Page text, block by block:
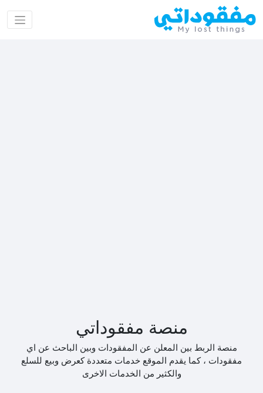
منصة مفقوداتي
منصة الربط بين المعلن عن المفقودات وبين الباحث عن اي
مفقودات ، كما يقدم الموقع خدمات متعددة كعرض وبيع للسلع
والكثير من الخدمات الاخرى